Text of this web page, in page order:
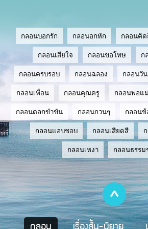
กลอนบอกรัก กลอนอกหัก กลอนคิด
กลอนเสียใจ กลอนขอโทษ ก
กลอนครบรอบ กลอนฉลอง กลอนวัน
กลอนเพื่อน กลอนคุณครู กลอนพ่อแม่
กลอนตลกขำขัน กลอนกวนๆ กลอนข้
กลอนแอบชอบ กลอนเสียดสี
กลอนเหงา กลอนธรรม